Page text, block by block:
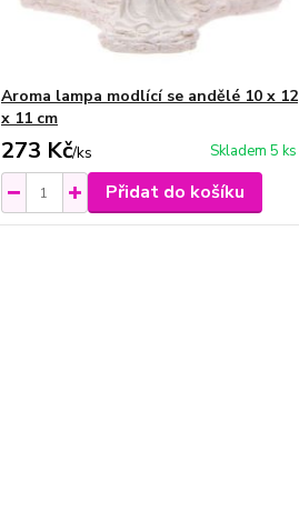
Aroma lampa modlící se andělé 10 x 12
x 11 cm
273 Kč/ks Skladem 5 ks
Přidat do košíku